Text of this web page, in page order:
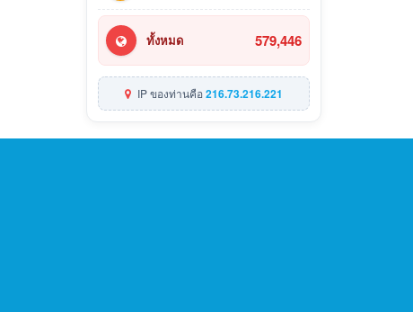
ทั้งหมด 579,446
IP ของท่านคือ216.73.216.221